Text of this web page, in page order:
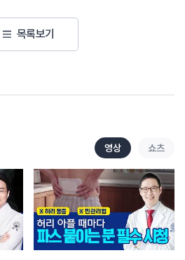
불구하고
이 있을 것 같아요.
얕고 허리는 지속적으로 이제 굽어 있고
말 약하게 만들기 때문에
복용을 해야 됩니까?
지의 이제 낫지 않는 사람들이 있어요.
어져 있거나
그리고 관절의 신호가
목록보기
영상 쇼츠